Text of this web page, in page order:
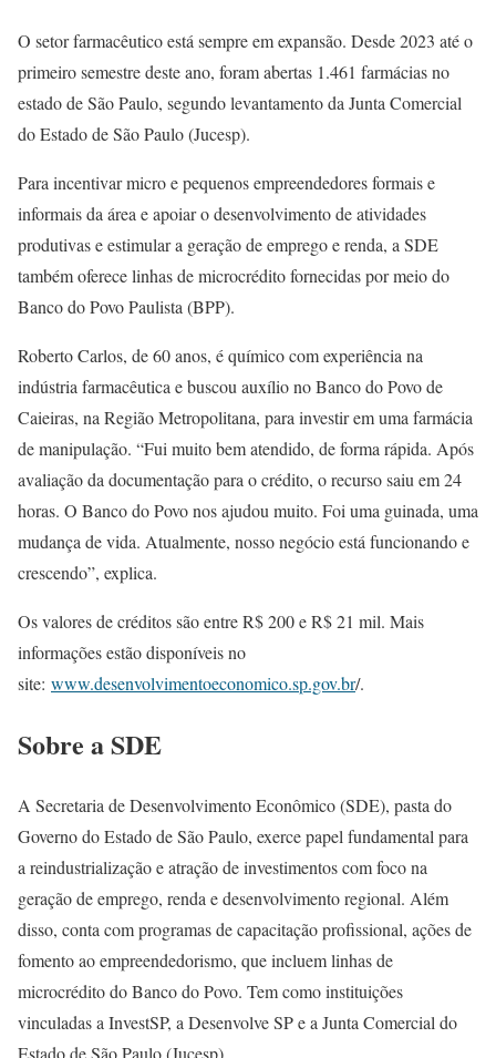
O setor farmacêutico está sempre em expansão. Desde 2023 até o
primeiro semestre deste ano, foram abertas 1.461 farmácias no
estado de São Paulo, segundo levantamento da Junta Comercial
do Estado de São Paulo (Jucesp).
Para incentivar micro e pequenos empreendedores formais e
informais da área e apoiar o desenvolvimento de atividades
produtivas e estimular a geração de emprego e renda, a SDE
também oferece linhas de microcrédito fornecidas por meio do
Banco do Povo Paulista (BPP).
Roberto Carlos, de 60 anos, é químico com experiência na
indústria farmacêutica e buscou auxílio no Banco do Povo de
Caieiras, na Região Metropolitana, para investir em uma farmácia
de manipulação. “Fui muito bem atendido, de forma rápida. Após
avaliação da documentação para o crédito, o recurso saiu em 24
horas. O Banco do Povo nos ajudou muito. Foi uma guinada, uma
mudança de vida. Atualmente, nosso negócio está funcionando e
crescendo”, explica.
Os valores de créditos são entre R$ 200 e R$ 21 mil. Mais
informações estão disponíveis no
site: www.desenvolvimentoeconomico.sp.gov.br/.
Sobre a SDE
A Secretaria de Desenvolvimento Econômico (SDE), pasta do
Governo do Estado de São Paulo, exerce papel fundamental para
a reindustrialização e atração de investimentos com foco na
geração de emprego, renda e desenvolvimento regional. Além
disso, conta com programas de capacitação profissional, ações de
fomento ao empreendedorismo, que incluem linhas de
microcrédito do Banco do Povo. Tem como instituições
vinculadas a InvestSP, a Desenvolve SP e a Junta Comercial do
Estado de São Paulo (Jucesp).